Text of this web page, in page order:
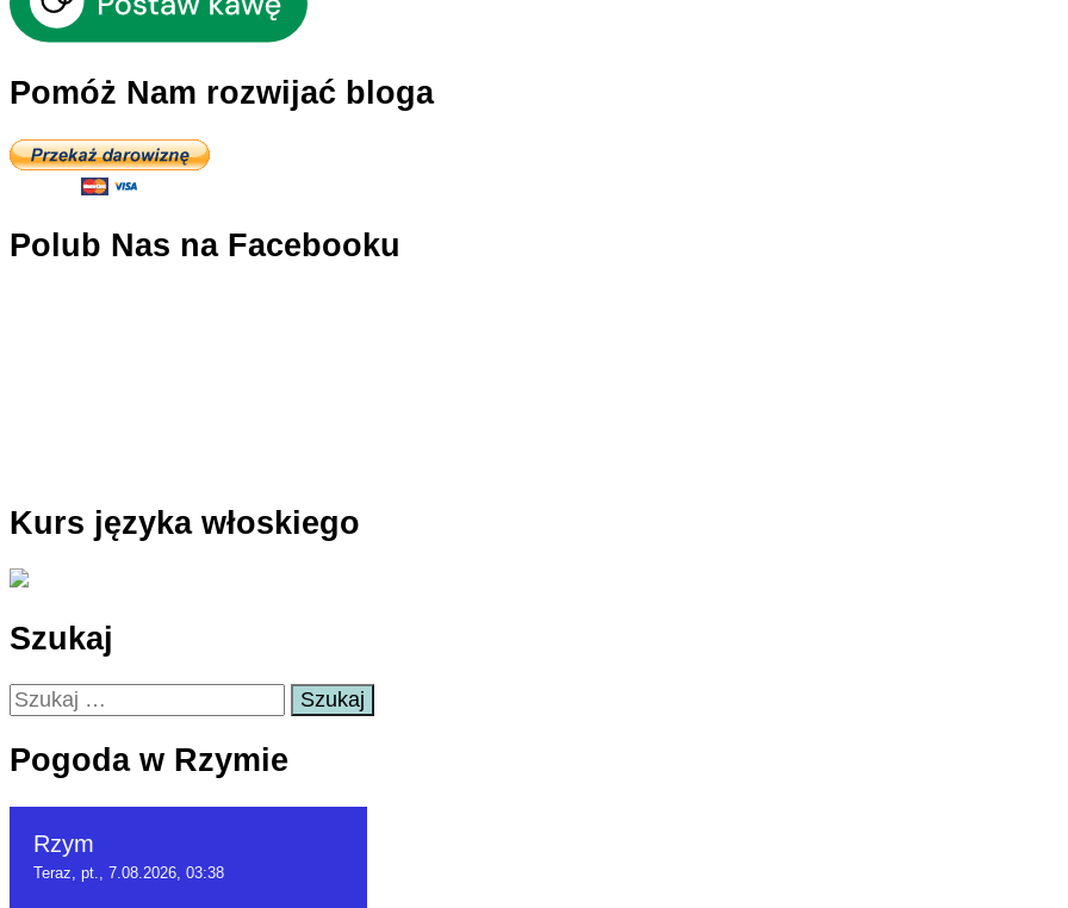
Pomóż Nam rozwijać bloga
Polub Nas na Facebooku
Kurs języka włoskiego
Szukaj
Szukaj:
Pogoda w Rzymie